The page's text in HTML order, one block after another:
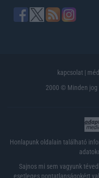
kapcsolat |
2000 © Minden jog
Honlapunk oldalain található
Sajnos mi sem vagyunk
esetleges pontatlanságokért